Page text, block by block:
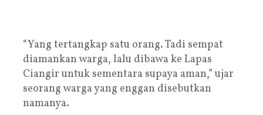
“Yang tertangkap satu orang. Tadi sempat
diamankan warga, lalu dibawa ke Lapas
Ciangir untuk sementara supaya aman,” ujar
seorang warga yang enggan disebutkan
namanya.